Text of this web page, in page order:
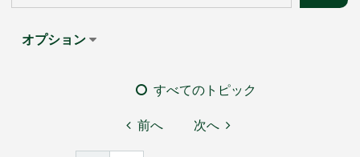
オプション
すべてのトピック
前へ 次へ